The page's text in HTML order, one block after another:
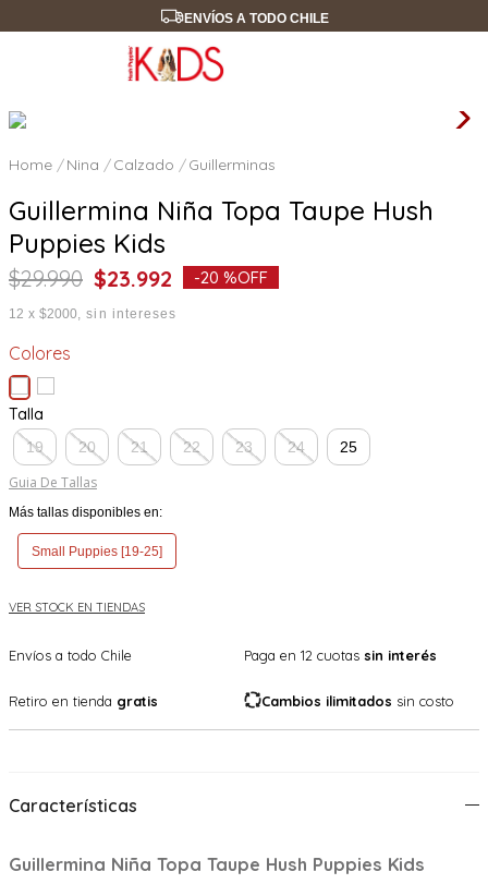
ENVÍOS A TODO CHILE
Nina Calzado Guillerminas
Guillermina Niña Topa Taupe Hush
Puppies Kids
$29.990 $23.992 -20 %OFF
12 x $2000 sin intereses
Colores
Talla
19 20 21 22 23 24 25
Guia De Tallas
Más tallas disponibles en:
Small Puppies [19-25]
VER STOCK EN TIENDAS
Envíos a todo Chile Paga en 12 cuotas sin interés
Retiro en tienda gratis Cambios ilimitados sin costo
Características
Guillermina Niña Topa Taupe Hush Puppies Kids